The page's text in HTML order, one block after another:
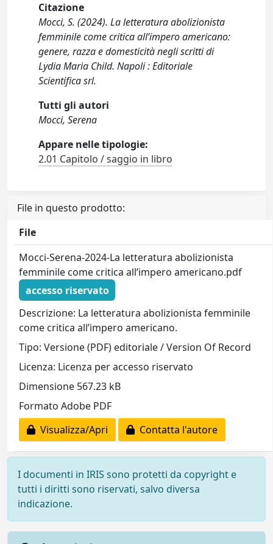
Citazione
Mocci, S. (2024). La letteratura abolizionista
femminile come critica all’impero americano:
genere, razza e domesticità negli scritti di
Lydia Maria Child. Napoli : Editoriale
Scientifica srl.
Tutti gli autori
Mocci, Serena
Appare nelle tipologie:
2.01 Capitolo / saggio in libro
File in questo prodotto:
File
Mocci-Serena-2024-La letteratura abolizionista
femminile come critica all’impero americano.pdf
accesso riservato
Descrizione: La letteratura abolizionista femminile
come critica all’impero americano.
Tipo: Versione (PDF) editoriale / Version Of Record
Licenza: Licenza per accesso riservato
Dimensione 567.23 kB
Formato Adobe PDF
Visualizza/Apri
Contatta l'autore
I documenti in IRIS sono protetti da copyright e
tutti i diritti sono riservati, salvo diversa
indicazione.